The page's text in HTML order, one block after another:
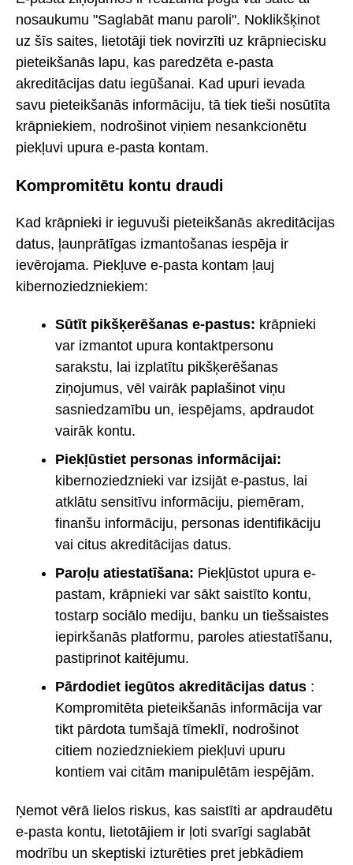
nosaukumu "Saglabāt manu paroli". Noklikšķinot
uz šīs saites, lietotāji tiek novirzīti uz krāpniecisku
pieteikšanās lapu, kas paredzēta e-pasta
akreditācijas datu iegūšanai. Kad upuri ievada
savu pieteikšanās informāciju, tā tiek tieši nosūtīta
krāpniekiem, nodrošinot viņiem nesankcionētu
piekļuvi upura e-pasta kontam.
Kompromitētu kontu draudi
Kad krāpnieki ir ieguvuši pieteikšanās akreditācijas
datus, ļaunprātīgas izmantošanas iespēja ir
ievērojama. Piekļuve e-pasta kontam ļauj
kibernoziedzniekiem:
Sūtīt pikšķerēšanas e-pastus: krāpnieki
var izmantot upura kontaktpersonu
sarakstu, lai izplatītu pikšķerēšanas
ziņojumus, vēl vairāk paplašinot viņu
sasniedzamību un, iespējams, apdraudot
vairāk kontu.
Piekļūstiet personas informācijai:
kibernoziedznieki var izsijāt e-pastus, lai
atklātu sensitīvu informāciju, piemēram,
finanšu informāciju, personas identifikāciju
vai citus akreditācijas datus.
Paroļu atiestatīšana: Piekļūstot upura e-
pastam, krāpnieki var sākt saistīto kontu,
tostarp sociālo mediju, banku un tiešsaistes
iepirkšanās platformu, paroles atiestatīšanu,
pastiprinot kaitējumu.
Pārdodiet iegūtos akreditācijas datus :
Kompromitēta pieteikšanās informācija var
tikt pārdota tumšajā tīmeklī, nodrošinot
citiem noziedzniekiem piekļuvi upuru
kontiem vai citām manipulētām iespējām.
Ņemot vērā lielos riskus, kas saistīti ar apdraudētu
e-pasta kontu, lietotājiem ir ļoti svarīgi saglabāt
modrību un skeptiski izturēties pret jebkādiem